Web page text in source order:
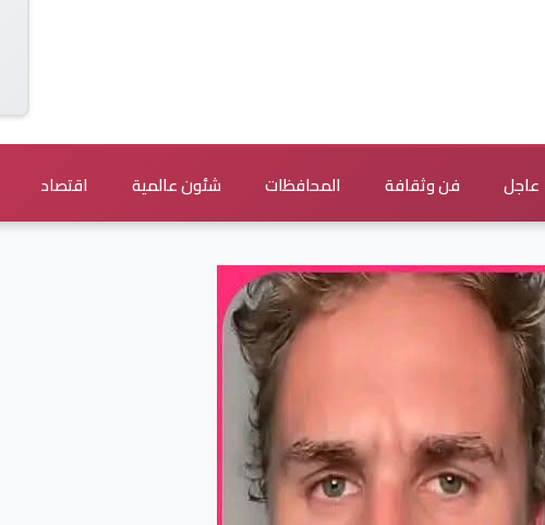
عاجل فن وثقافة المحافظات شئون عالمية اقتصاد